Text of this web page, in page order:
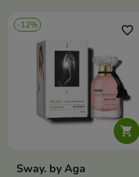
-12%

favorite_border
Sway. by Aga